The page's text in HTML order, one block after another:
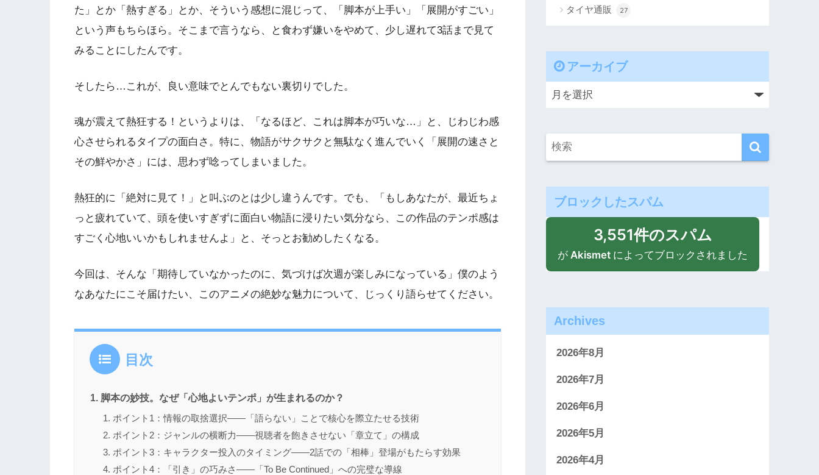
た」とか「熱すぎる」とか、そういう感想に混じって、「脚本が上手い」「展開がすごい」
という声もちらほら。そこまで言うなら、と食わず嫌いをやめて、少し遅れて3話まで見て
みることにしたんです。
そしたら…これが、良い意味でとんでもない裏切りでした。
魂が震えて熱狂する！というよりは、「なるほど、これは脚本が巧いな…」と、じわじわ感
心させられるタイプの面白さ。特に、物語がサクサクと無駄なく進んでいく「展開の速さと
その鮮やかさ」には、思わず唸ってしまいました。
熱狂的に「絶対に見て！」と叫ぶのとは少し違うんです。でも、「もしあなたが、最近ちょ
っと疲れていて、頭を使いすぎずに面白い物語に浸りたい気分なら、この作品のテンポ感は
すごく心地いいかもしれませんよ」と、そっとお勧めしたくなる。
今回は、そんな「期待していなかったのに、気づけば次週が楽しみになっている」僕のよう
なあなたにこそ届けたい、このアニメの絶妙な魅力について、じっくり語らせてください。
目次
脚本の妙技。なぜ「心地よいテンポ」が生まれるのか？
ポイント1：情報の取捨選択――「語らない」ことで核心を際立たせる技術
ポイント2：ジャンルの横断力――視聴者を飽きさせない「章立て」の構成
ポイント3：キャラクター投入のタイミング――2話での「相棒」登場がもたらす効果
ポイント4：「引き」の巧みさ――「To Be Continued」への完璧な導線
タイヤ通販 27
アーカイブ
ブロックしたスパム
3,551件のスパム
が Akismet によってブロックされました
Archives
2026年8月
2026年7月
2026年6月
2026年5月
2026年4月